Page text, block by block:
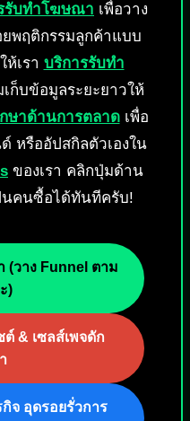
รับทำโฆษณา เพื่อวาง
ยพฤติกรรมลูกค้าแบบ
ห้เรา บริการรับทำ
ก็บข้อมูลระยะยาวให้
ษาด้านการตลาดเพื่อ
หรืออัปสกิลตัวเองใน
ของเรา คลิกปุ่มด้าน
นคนซื้อได้ทันทีครับ!
(วาง Funnel ตาม
)
ต์ & เซลส์เพจดัก
จ อุดรอยรั่วการ